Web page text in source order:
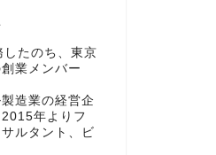
したのち、東京
業メンバー
造業の経営企
年よりフ
ルタント、ビ